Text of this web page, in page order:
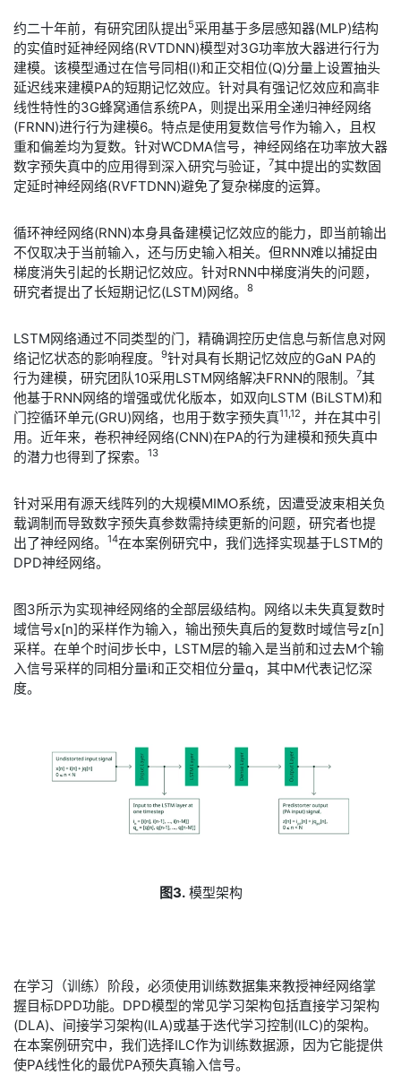
​约二十年前，有研究团队提出5采用基于多层感知器(MLP)结构
的实值时延神经网络(RVTDNN)模型对3G功率放大器进行行为
建模。该模型通过在信号同相(I)和正交相位(Q)分量上设置抽头
延迟线来建模PA的短期记忆效应。针对具有强记忆效应和高非
线性特性的3G蜂窝通信系统PA，则提出采用全递归神经网络
(FRNN)进行行为建模6。特点是使用复数信号作为输入，且权
重和偏差均为复数。针对WCDMA信号，神经网络在功率放大器
数字预失真中的应用得到深入研究与验证，
7其中提出的实数固
定延时神经网络(RVFTDNN)避免了复杂梯度的运算。
​循环神经网络(RNN)本身具备建模记忆效应的能力，即当前输出
不仅取决于当前输入，还与历史输入相关。但RNN难以捕捉由
梯度消失引起的长期记忆效应。针对RNN中梯度消失的问题，
研究者提出了长短期记忆(LSTM)网络。
8
​LSTM网络通过不同类型的门，精确调控历史信息与新信息对网
络记忆状态的影响程度。
9针对具有长期记忆效应的GaN PA的
行为建模，研究团队10采用LSTM网络解决FRNN的限制。
7其
他基于RNN网络的增强或优化版本，如双向LSTM (BiLSTM)和
门控循环单元(GRU)网络，也用于数字预失真11,12 ，并在其中引
用。近年来，卷积神经网络(CNN)在PA的行为建模和预失真中
的潜力也得到了探索。
13
​针对采用有源天线阵列的大规模MIMO系统，因遭受波束相关负
载调制而导致数字预失真参数需持续更新的问题，研究者也提
出了神经网络。
14在本案例研究中，我们选择实现基于LSTM的
DPD神经网络。
​图3所示为实现神经网络的全部层级结构。网络以未失真复数时
域信号x[n]的采样作为输入，输出预失真后的复数时域信号z[n]
采样。在单个时间步长中，LSTM层的输入是当前和过去M个输
入信号采样的同相分量i和正交相位分量q，其中M代表记忆深
度。
图3.模型架构
​在学习（训练）阶段，必须使用训练数据集来教授神经网络掌
握目标DPD功能。DPD模型的常见学习架构包括直接学习架构
(DLA)、间接学习架构(ILA)或基于迭代学习控制(ILC)的架构。
在本案例研究中，我们选择ILC作为训练数据源，因为它能提供
使PA线性化的最优PA预失真输入信号。